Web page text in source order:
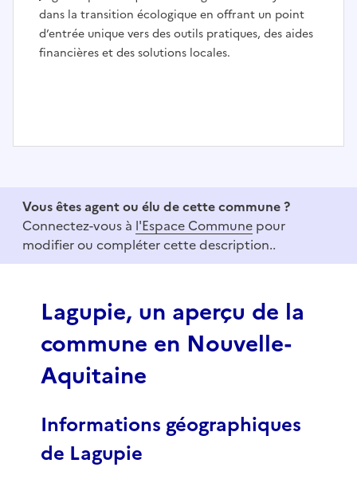
dans la transition écologique en offrant un point
d’entrée unique vers des outils pratiques, des aides
financières et des solutions locales.
f
Vous êtes agent ou élu de cette commune ?
Connectez-vous à l'Espace Commune pour
modifier ou compléter cette description..
Lagupie, un aperçu de la
commune en Nouvelle-
Aquitaine
Informations géographiques
de Lagupie